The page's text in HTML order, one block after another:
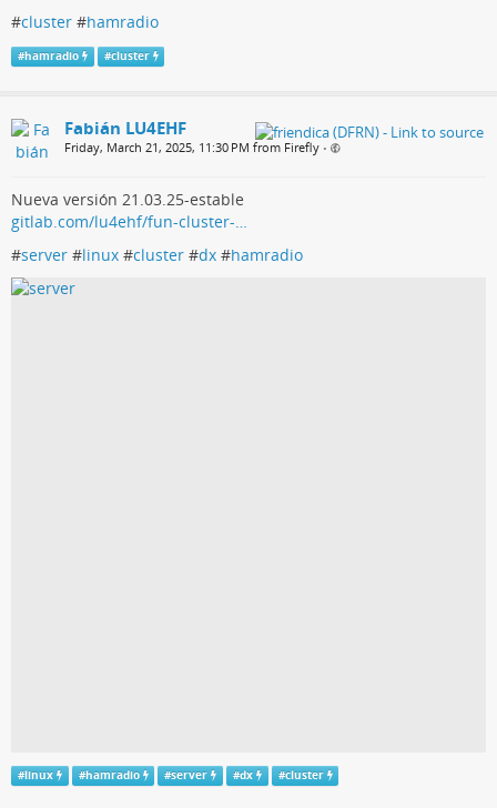
#cluster #hamradio
#hamradio #cluster
Fabián LU4EHF
Friday, March 21, 2025, 11:30 PM from Firefly •
Nueva versión 21.03.25-estable
gitlab.com/lu4ehf/fun-cluster-…
#server #linux #cluster #dx #hamradio
#linux #hamradio #server #dx #cluster